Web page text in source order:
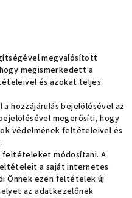
megvalósított
megismerkedett a
és azokat teljes
hozzájárulás bejelölésével az
megerősíti, hogy
védelmének feltételeivel és
feltételeket módosítani. A
a saját internetes
Önnek ezen feltételek új
az adatkezelőnek